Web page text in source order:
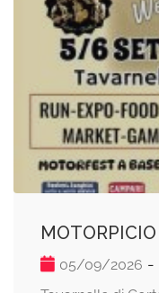
05/09/2026 -